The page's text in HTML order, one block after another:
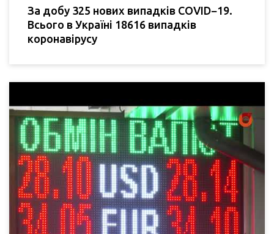
За добу 325 нових випадків COVID−19.
Всього в Україні 18616 випадків
коронавірусу